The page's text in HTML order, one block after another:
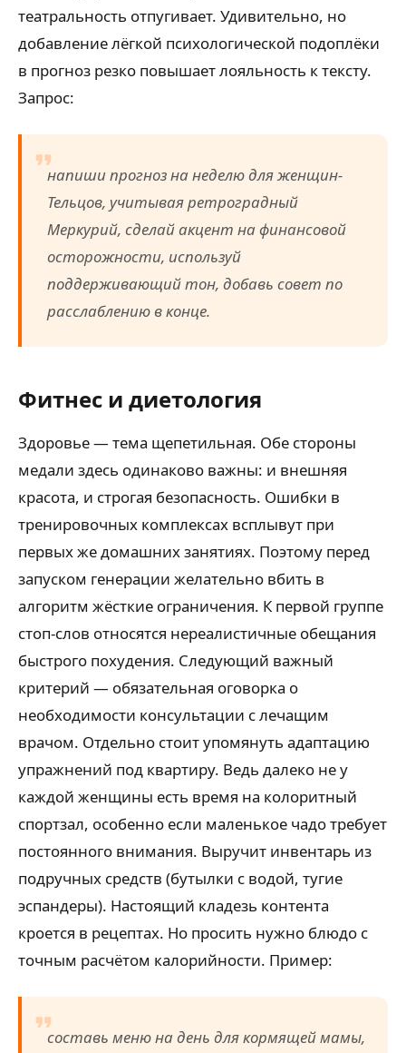
театральность отпугивает. Удивительно, но
добавление лёгкой психологической подоплёки
в прогноз резко повышает лояльность к тексту.
Запрос:
напиши прогноз на неделю для женщин-
Тельцов, учитывая ретроградный
Меркурий, сделай акцент на финансовой
осторожности, используй
поддерживающий тон, добавь совет по
расслаблению в конце.
Фитнес и диетология
Здоровье — тема щепетильная. Обе стороны
медали здесь одинаково важны: и внешняя
красота, и строгая безопасность. Ошибки в
тренировочных комплексах всплывут при
первых же домашних занятиях. Поэтому перед
запуском генерации желательно вбить в
алгоритм жёсткие ограничения. К первой группе
стоп-слов относятся нереалистичные обещания
быстрого похудения. Следующий важный
критерий — обязательная оговорка о
необходимости консультации с лечащим
врачом. Отдельно стоит упомянуть адаптацию
упражнений под квартиру. Ведь далеко не у
каждой женщины есть время на колоритный
спортзал, особенно если маленькое чадо требует
постоянного внимания. Выручит инвентарь из
подручных средств (бутылки с водой, тугие
эспандеры). Настоящий кладезь контента
кроется в рецептах. Но просить нужно блюдо с
точным расчётом калорийности. Пример:
составь меню на день для кормящей мамы,